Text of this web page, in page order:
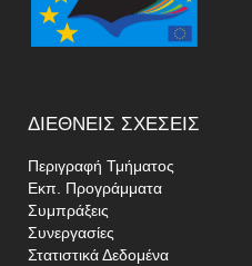
ΔΙΕΘΝΕΊΣ ΣΧΈΣΕΙΣ
Περιγραφή Τμήματος
Εκπ. Προγράμματα
Συμπράξεις
Συνεργασίες
Στατιστικά Δεδομένα